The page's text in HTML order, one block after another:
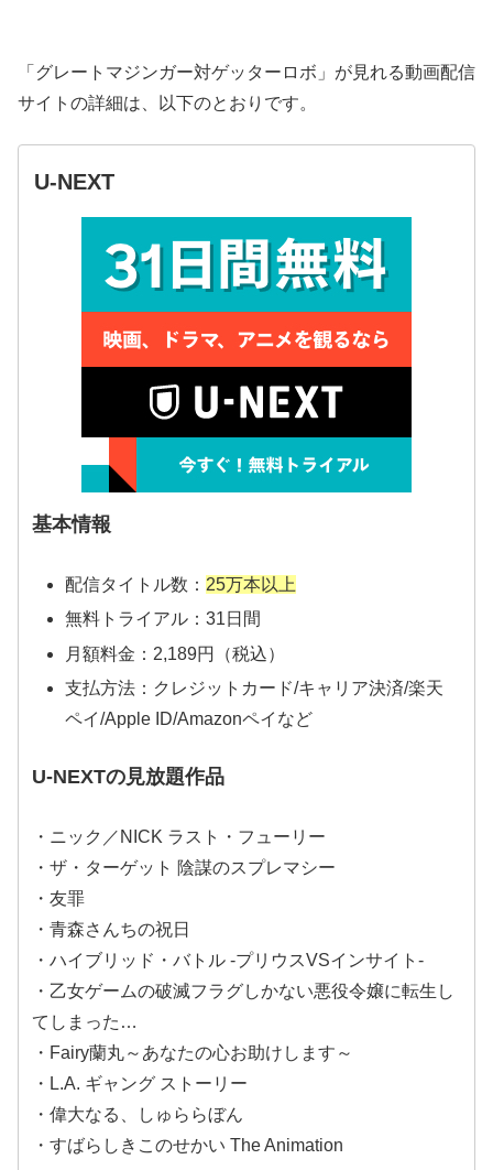
「グレートマジンガー対ゲッターロボ」が見れる動画配信
サイトの詳細は、以下のとおりです。
U-NEXT
基本情報
配信タイトル数： 25万本以上
無料トライアル：31日間
月額料金：2,189円（税込）
支払方法：クレジットカード/キャリア決済/楽天
ペイ/Apple ID/Amazonペイなど
U-NEXTの見放題作品
・ニック／NICK ラスト・フューリー
・ザ・ターゲット 陰謀のスプレマシー
・友罪
・青森さんちの祝日
・ハイブリッド・バトル -プリウスVSインサイト-
・乙女ゲームの破滅フラグしかない悪役令嬢に転生し
てしまった…
・Fairy蘭丸～あなたの心お助けします～
・L.A. ギャング ストーリー
・偉大なる、しゅららぼん
・すばらしきこのせかい The Animation